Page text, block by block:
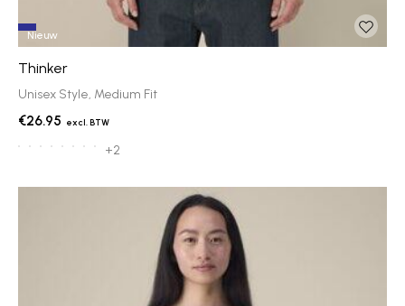
Nieuw
Thinker
Unisex Style, Medium Fit
€26.95
+2